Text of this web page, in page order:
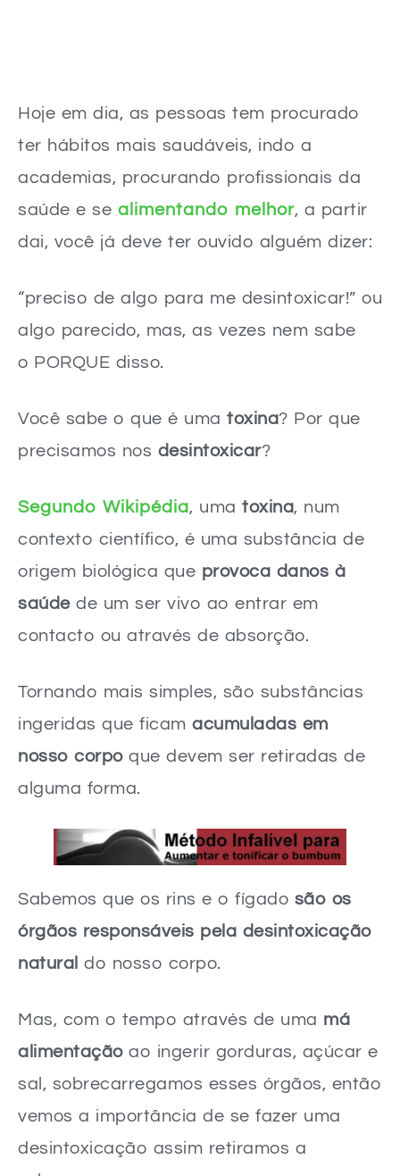
Hoje em dia, as pessoas tem procurado
ter hábitos mais saudáveis, indo a
academias, procurando profissionais da
saúde e se alimentando melhor, a partir
dai, você já deve ter ouvido alguém dizer:
“preciso de algo para me desintoxicar!” ou
algo parecido, mas, as vezes nem sabe
o PORQUE disso.
Você sabe o que é uma toxina? Por que
precisamos nos desintoxicar?
Segundo Wikipédia, uma toxina, num
contexto científico, é uma substância de
origem biológica que provoca danos à
saúdede um ser vivo ao entrar em
contacto ou através de absorção.
Tornando mais simples, são substâncias
ingeridas que ficam acumuladas em
nosso corpoque devem ser retiradas de
alguma forma.
Sabemos que os rins e o fígado são os
órgãos responsáveis pela desintoxicação
natural do nosso corpo.
Mas, com o tempo através de uma má
alimentaçãoao ingerir gorduras, açúcar e
sal, sobrecarregamos esses órgãos, então
vemos a importância de se fazer uma
desintoxicação assim retiramos a